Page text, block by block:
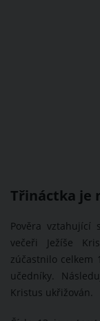
Třináctka je
Pověra vztahující
večeři Ježíše
zúčastnilo celkem
učedníky.
Kristus ukřižován.